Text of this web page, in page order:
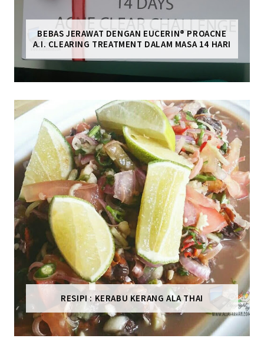
BEBAS JERAWAT DENGAN EUCERIN® PROACNE
A.I. CLEARING TREATMENT DALAM MASA 14 HARI
RESIPI : KERABU KERANG ALA THAI